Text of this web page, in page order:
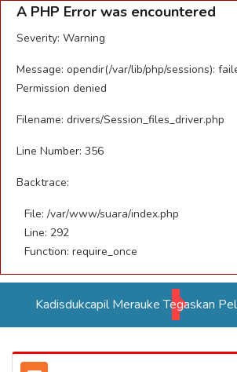
A PHP Error was encountered
Severity: Warning
Message: opendir(/var/lib/php/sessions):
Permission denied
Filename: drivers/Session_files_driver.php
Line Number: 356
Backtrace:
File: /var/www/suara/index.php
Line: 292
Function: require_once